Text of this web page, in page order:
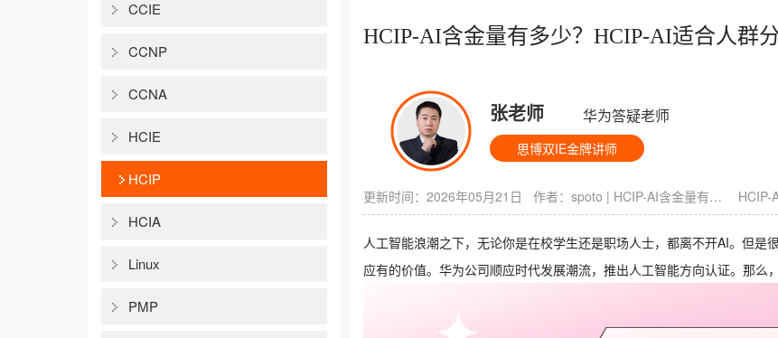
CCIE
CCNP
CCNA
HCIE
HCIP
HCIA
Linux
PMP
HCIP-AI含金量有多少？HCIP-AI适合人群
张老师 华为答疑老师
思博双IE金牌讲师
更新时间：2026年05月21日 作者： spoto | HCIP-AI含金量有多少 HCIP-
人工智能浪潮之下，无论你是在校学生还是职场人士，都离不开AI。但
应有的价值。华为公司顺应时代发展潮流，推出人工智能方向认证。那么